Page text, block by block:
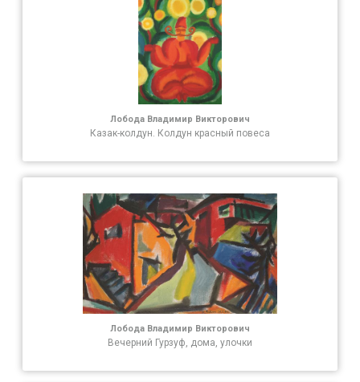
Лобода Владимир Викторович
Казак-колдун. Колдун красный повеса
Лобода Владимир Викторович
Вечерний Гурзуф, дома, улочки